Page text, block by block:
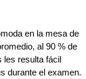
en la mesa de
al 90 % de
les resulta fácil
durante el examen.